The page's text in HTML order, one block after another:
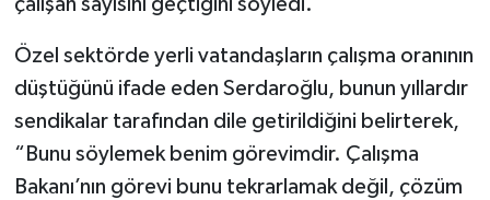
çalışan sayısını geçtiğini söyledi.
Özel sektörde yerli vatandaşların çalışma oranının
düştüğünü ifade eden Serdaroğlu, bunun yıllardır
sendikalar tarafından dile getirildiğini belirterek,
“Bunu söylemek benim görevimdir. Çalışma
Bakanı’nın görevi bunu tekrarlamak değil, çözüm